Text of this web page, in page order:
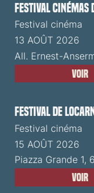
Festival cinémas
Festival cinéma
13 AOÛT 2026
All. Ernest-
Voir
Festival de
Festival cinéma
15 AOÛT 2026
Piazza Grande 1,
Voir